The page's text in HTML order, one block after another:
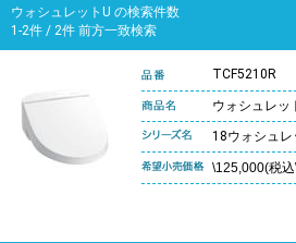
ウォシュレットU の検索件数
1-2件 / 2件 前方一致検索
TCF5210R
ウォシュレッ
18ウォシュレ
\125,000(税